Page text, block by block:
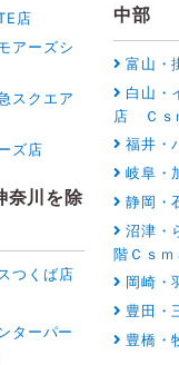
店
アーズシ
スクエア
ズ店
奈川を除
つくば店
ターパー
中部
富山・
白山・
店 Ｃｓ
福井・
岐阜・
静岡・
沼津・
階Ｃｓｍ
岡崎・
豊田・
豊橋・